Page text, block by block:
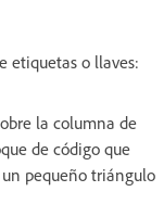
etiquetas o llaves:
la columna de
de código que
pequeño triángulo